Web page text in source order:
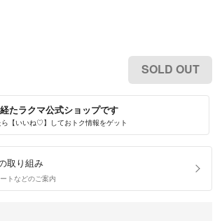
SOLD OUT
たラクマ公式ショップです
【いいね♡】しておトク情報をゲット
取り組み
トなどのご案内